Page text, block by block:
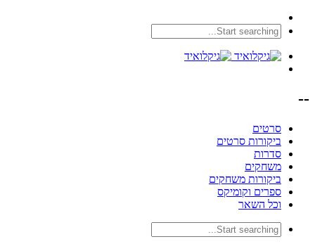
--
סרטים
ביקורות סרטים
סדרות
משחקים
ביקורות משחקים
ספרים וקומיקס
וכל השאר